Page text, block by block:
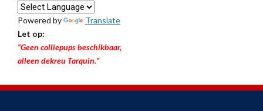
Powered by
Translate
Let op:
“Geen colliepups beschikbaar,
alleen dekreu Tarquin.”